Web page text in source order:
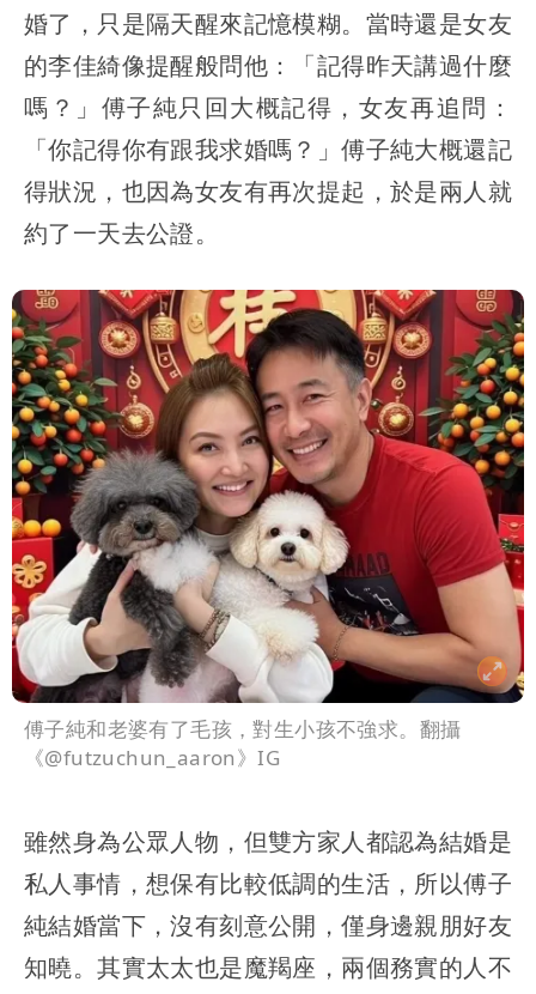
婚了，只是隔天醒來記憶模糊。當時還是女友
的李佳綺像提醒般問他：「記得昨天講過什麼
嗎？」傅子純只回大概記得，女友再追問：
「你記得你有跟我求婚嗎？」傅子純大概還記
得狀況，也因為女友有再次提起，於是兩人就
約了一天去公證。
傅子純和老婆有了毛孩，對生小孩不強求。翻攝
《@futzuchun_aaron》IG
雖然身為公眾人物，但雙方家人都認為結婚是
私人事情，想保有比較低調的生活，所以傅子
純結婚當下，沒有刻意公開，僅身邊親朋好友
知曉。其實太太也是魔羯座，兩個務實的人不